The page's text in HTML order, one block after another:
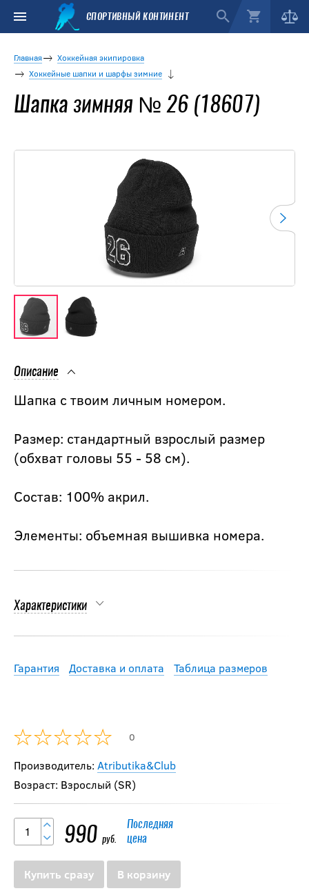
СПОРТИВНЫЙ КОНТИНЕНТ
Главная
Хоккейная экипировка
Хоккейные шапки и шарфы зимние
Шапка зимняя № 26 (18607)
Описание
Шапка с твоим личным номером.
Размер: стандартный взрослый размер
(обхват головы 55 - 58 см).
Состав: 100% акрил.
Элементы: объемная вышивка номера.
Характеристики
Гарантия Доставка и оплата Таблица размеров
0
Производитель: Atributika&Club
Возраст: Взрослый (SR)
990 руб.
Последняя
цена
Купить сразу В корзину